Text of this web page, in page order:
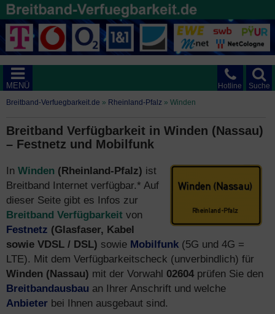
Suche
Hotline
MENÜ
Breitband-Verfuegbarkeit.de » Rheinland-Pfalz » Winden
Breitband Verfügbarkeit in Winden (Nassau)
– Festnetz und Mobilfunk
In Winden (Rheinland-Pfalz) ist
Breitband Internet verfügbar.* Auf
dieser Seite gibt es Infos zur
Breitband Verfügbarkeit von
Festnetz (Glasfaser, Kabel
sowie VDSL / DSL) sowie Mobilfunk (5G und 4G =
LTE). Mit dem Verfügbarkeitscheck (unverbindlich) für
Winden (Nassau) mit der Vorwahl 02604 prüfen Sie den
Breitbandausbau an Ihrer Anschrift und welche
Anbieter bei Ihnen ausgebaut sind.